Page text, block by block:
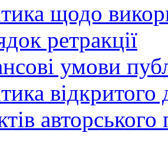
щодо
ретракції
умови
авторського